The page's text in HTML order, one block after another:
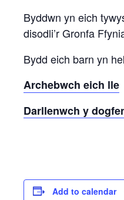
Byddwn yn eich
disodli’r Gronfa
Bydd eich barn yn
Archebwch eich lle
Darllenwch y
Add to calendar